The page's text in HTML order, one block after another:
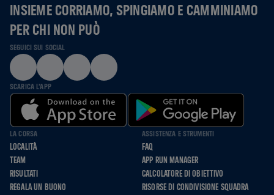
INSIEME CORRIAMO, SPINGIAMO E CAMMINIAMO
PER CHI NON PUÒ
SEGUICI SUI SOCIAL
SCARICA L'APP
LA CORSA
LOCALITÀ
TEAM
RISULTATI
REGALA UN BUONO
ASSISTENZA E STRUMENTI
FAQ
APP RUN MANAGER
CALCOLATORE DI OBIETTIVO
RISORSE DI CONDIVISIONE SQUADRA